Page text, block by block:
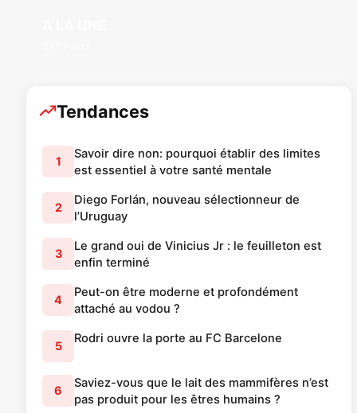
Tendances
1
Savoir dire non: pourquoi établir des limites
est essentiel à votre santé mentale
2
Diego Forlán, nouveau sélectionneur de
l’Uruguay
3
Le grand oui de Vinicius Jr : le feuilleton est
enfin terminé
4
Peut-on être moderne et profondément
attaché au vodou ?
5
Rodri ouvre la porte au FC Barcelone
6
Saviez-vous que le lait des mammifères n’est
pas produit pour les êtres humains ?